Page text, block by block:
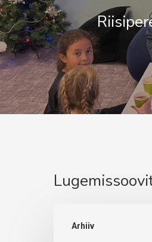
Arhiiv
tegevused